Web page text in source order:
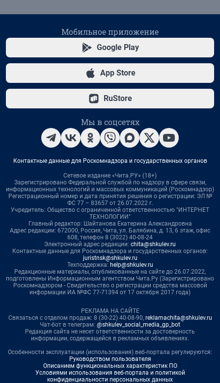
Мобильное приложение
Google Play
App Store
RuStore
Мы в соцсетях
Контактные данные для Роскомнадзора и государственных органов
Сетевое издание «Чита.РУ» (18+)
Зарегистрировано Федеральной службой по надзору в сфере связи,
информационных технологий и массовых коммуникаций (Роскомнадзор)
Регистрационный номер и дата принятия решения о регистрации: ЭЛ №
ФС 77 – 83657 от 26.07.2022 г.
Учредитель: Общество с ограниченной ответственностью "ИНТЕРНЕТ
ТЕХНОЛОГИИ"
Главный редактор: Шайтанова Екатерина Александровна
Адрес редакции: 672000, Россия, Чита, ул. Балябина, д. 13, 6 этаж, офис
608, телефон 8 (3022) 40-08-24
Электронный адрес редакции: chita@shkulev.ru
Контактные данные для Роскомнадзора и государственных органов:
juristnsk@shkulev.ru
Техподдержка: help@shkulev.ru
Редакционные материалы, опубликованные на сайте до 26.07.2022,
подготовлены Информационным агентством Чита.Ру (Зарегистрировано
Роскомнадзором - Свидетельство о регистрации средства массовой
информации ИА №ФС 77-71394 от 17 октября 2017 года)
РЕКЛАМА НА САЙТЕ
Связаться с отделом продаж: 8 (30-22) 40-08-90, reklamachita@shkulev.ru
Чат-бот в телеграм: @shkulev_social_media_gp_bot
Редакция сайта не несет ответственности за достоверность
информации, содержащейся в рекламных объявлениях.
Особенности эксплуатации (использования) веб-портала регулируются:
Руководством пользователя
Описанием функциональных характеристик ПО
Условиями использования веб-портала и политикой
конфиденциальности персональных данных